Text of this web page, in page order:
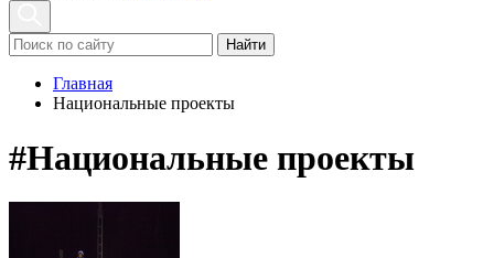
Найти
Главная
Национальные проекты
#Национальные проекты